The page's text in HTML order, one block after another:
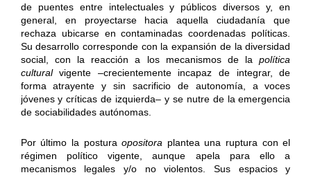
de puentes entre intelectuales y públicos diversos y, en
general, en proyectarse hacia aquella ciudadanía que
rechaza ubicarse en contaminadas coordenadas políticas.
Su desarrollo corresponde con la expansión de la diversidad
social, con la reacción a los mecanismos de lapolítica
culturalvigente –crecientemente incapaz de integrar, de
forma atrayente y sin sacrificio de autonomía, a voces
jóvenes y críticas de izquierda– y se nutre de la emergencia
de sociabilidades autónomas.
Por último la posturaopositora plantea una ruptura con el
régimen político vigente, aunque apela para ello a
mecanismos legales y/o no violentos. Sus espacios y